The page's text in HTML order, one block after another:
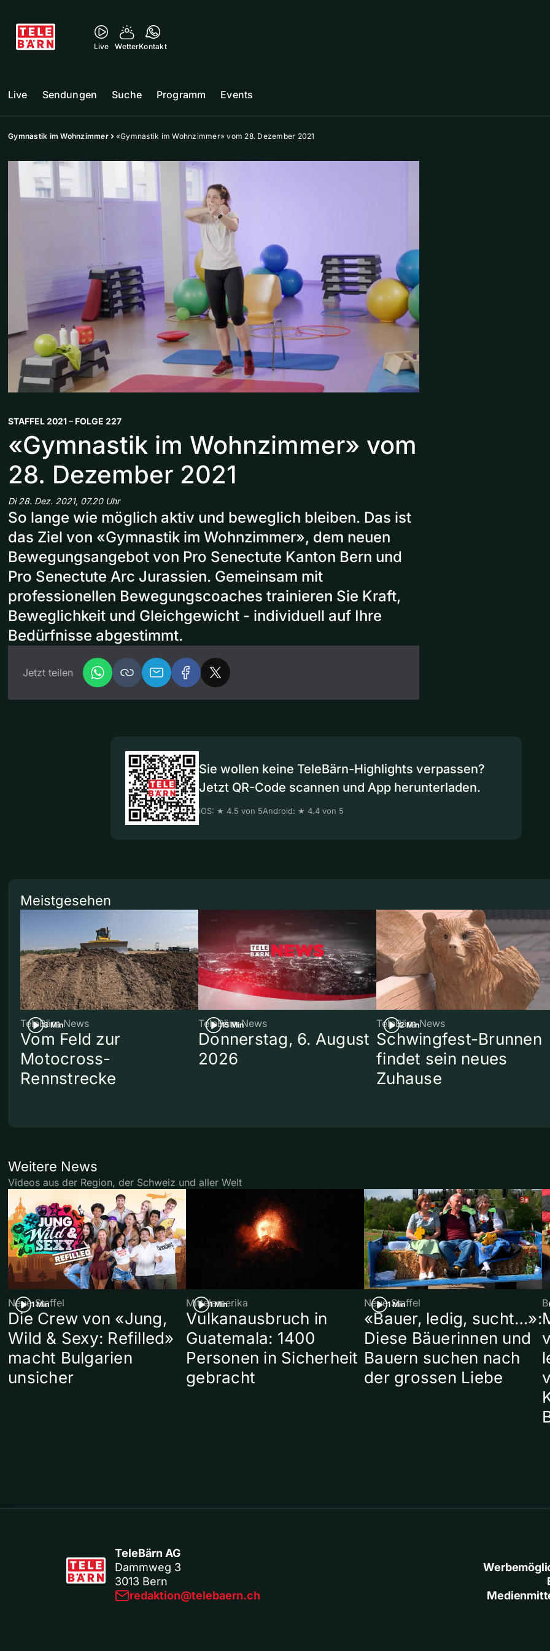
Live WetterKontakt
Live Sendungen Suche Programm Events
Gymnastik im Wohnzimmer «Gymnastik im Wohnzimmer» vom 28. Dezember 2021
STAFFEL 2021 – FOLGE 227
«Gymnastik im Wohnzimmer» vom
28. Dezember 2021
Di 28. Dez. 2021, 07.20 Uhr
So lange wie möglich aktiv und beweglich bleiben. Das ist
das Ziel von «Gymnastik im Wohnzimmer», dem neuen
Bewegungsangebot von Pro Senectute Kanton Bern und
Pro Senectute Arc Jurassien. Gemeinsam mit
professionellen Bewegungscoaches trainieren Sie Kraft,
Beweglichkeit und Gleichgewicht - individuell auf Ihre
Bedürfnisse abgestimmt.
Jetzt teilen
Sie wollen keine TeleBärn-Highlights verpassen?
Jetzt QR-Code scannen und App herunterladen.
iOS: ★ 4.5 von 5Android: ★ 4.4 von 5
Meistgesehen
3 Min
TeleBärn News
Vom Feld zur
Motocross-
Rennstrecke
15 Min
TeleBärn News
Donnerstag, 6. August
2026
2 Min
TeleBärn News
Schwingfest-Brunnen
findet sein neues
Zuhause
Weitere News
Videos aus der Region, der Schweiz und aller Welt
1 Min
Neue Staffel
Die Crew von «Jung,
Wild & Sexy: Refilled»
macht Bulgarien
unsicher
1 Min
Mittelamerika
Vulkanausbruch in
Guatemala: 1400
Personen in Sicherheit
gebracht
1 Min
Neue Staffel
«Bauer, ledig, sucht…»:
Diese Bäuerinnen und
Bauern suchen nach
der grossen Liebe
TeleBärn AG
Dammweg 3
3013 Bern
redaktion@telebaern.ch